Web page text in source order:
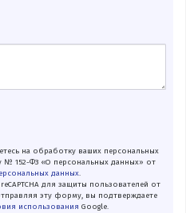
на обработку ваших персональных
№ 152-ФЗ «О персональных данных» от
данных.
для защиты пользователей от
эту форму, вы подтверждаете
использования Google.